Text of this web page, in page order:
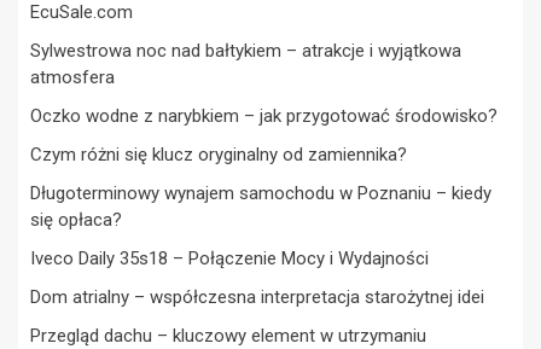
EcuSale.com
Sylwestrowa noc nad bałtykiem – atrakcje i wyjątkowa
atmosfera
Oczko wodne z narybkiem – jak przygotować środowisko?
Czym różni się klucz oryginalny od zamiennika?
Długoterminowy wynajem samochodu w Poznaniu – kiedy
się opłaca?
Iveco Daily 35s18 – Połączenie Mocy i Wydajności
Dom atrialny – współczesna interpretacja starożytnej idei
Przegląd dachu – kluczowy element w utrzymaniu